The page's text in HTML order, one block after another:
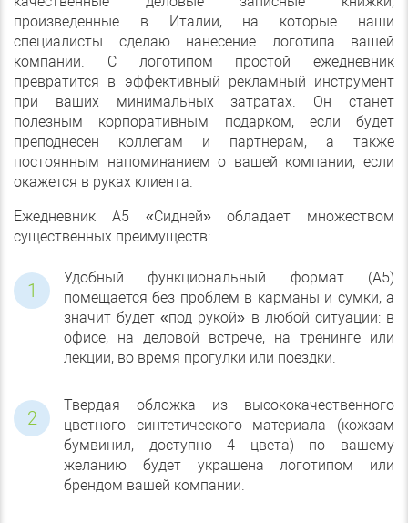
произведенные в Италии, на которые наши
специалисты сделаю нанесение логотипа вашей
компании. С логотипом простой ежедневник
превратится в эффективный рекламный инструмент
при ваших минимальных затратах. Он станет
полезным корпоративным подарком, если будет
преподнесен коллегам и партнерам, а также
постоянным напоминанием о вашей компании, если
окажется в руках клиента.
Ежедневник А5 «Сидней» обладает множеством
существенных преимуществ:
Удобный функциональный формат (А5)
помещается без проблем в карманы и сумки, а
значит будет «под рукой» в любой ситуации: в
офисе, на деловой встрече, на тренинге или
лекции, во время прогулки или поездки.
Твердая обложка из высококачественного
цветного синтетического материала (кожзам
бумвинил, доступно 4 цвета) по вашему
желанию будет украшена логотипом или
брендом вашей компании.